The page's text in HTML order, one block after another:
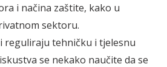
i načina zaštite, kako u
sektoru.
reguliraju tehničku i tjelesnu
se nekako naučite da se